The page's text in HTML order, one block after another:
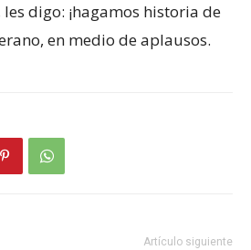
digo: ¡hagamos historia de
en medio de aplausos.
Artículo siguiente